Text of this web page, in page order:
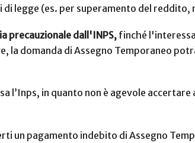
di legge (es. per superamento del
precauzionale dall'INPS, finché
la domanda di Assegno Temporaneo
l’Inps, in quanto non è agevole
un pagamento indebito di Assegno